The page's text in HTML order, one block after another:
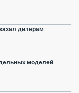
дилерам
моделей